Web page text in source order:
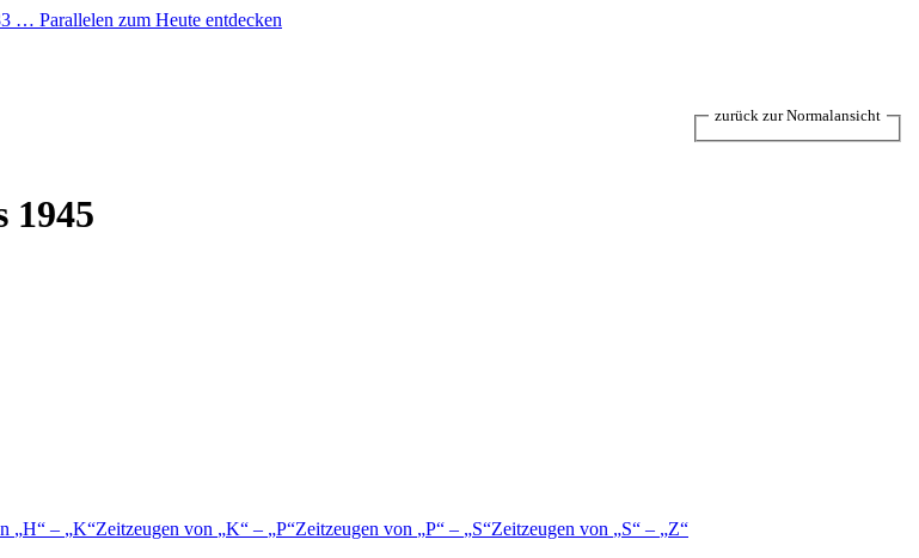
… Parallelen zum Heute entdecken
H – K Zeitzeugen von K – P Zeitzeugen von P – S Zeitzeugen von S –
Z
1945
zurück zur Normalansicht